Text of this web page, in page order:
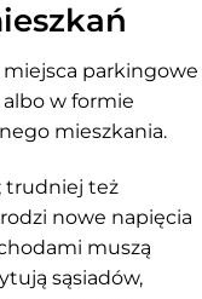
parkingowe
albo w formie
mieszkania.
trudniej też
nowe napięcia
muszą
sąsiadów,